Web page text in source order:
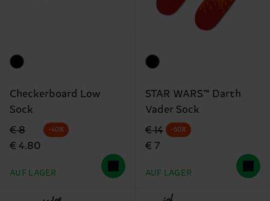
Checkerboard Low
Sock
Originalpreis
€ 8
Reduzierter Preis
€ 4.80
-40%
AUF LAGER
STAR WARS™ Darth
Vader Sock
Originalpreis
€ 14
Reduzierter Preis
€ 7
-50%
AUF LAGER